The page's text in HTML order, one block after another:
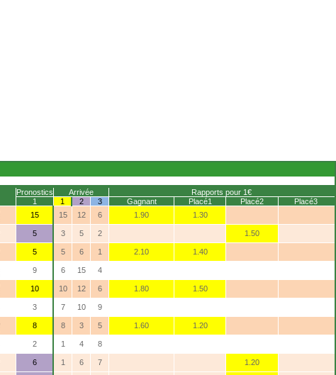
Pronostics Arrivée
Rapports pour 1€
1 1 2 3 Gagnant Placé1 Placé2
Placé3
15 15 12 6 1.90 1.30
5 3 5 2 1.50
5 5 6 1 2.10 1.40
9 6 15 4
10 10 12 6 1.80 1.50
3 7 10 9
8 8 3 5 1.60 1.20
2 1 4 8
6 1 6 7 1.20